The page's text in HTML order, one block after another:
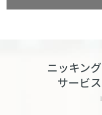
ニッキン
サービ